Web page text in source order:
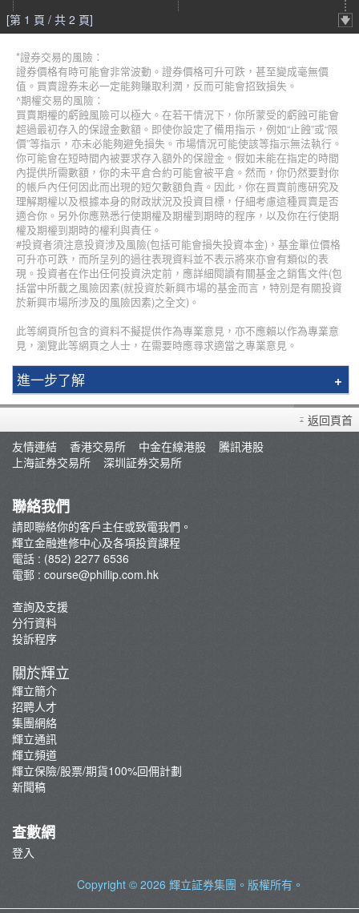
[第 1 頁 / 共 2 頁]
*證券交易的風險：
證券價格有時可能會非常波動。證券價格可升可跌，甚至變成毫無價
值。買賣證券未必一定能夠賺取利潤，反而可能會招致損失。
^期權交易的風險：
買賣期權的虧蝕風險可以極大。在若干情況下，你所蒙受的虧蝕可能會
超過最初存入的保證金數額。即使你設定了備用指示，例如“止蝕”或“限
價”等指示，亦未必能夠避免損失。市場情況可能使該等指示無法執行。
你可能會在短時間內被要求存入額外的保證金。假如未能在指定的時間
內提供所需數額，你的未平倉合約可能會被平倉。然而，你仍然要對你
的帳戶內任何因此而出現的短欠數額負責。因此，你在買賣前應研究及
理解期權以及根據本身的財政狀況及投資目標，仔細考慮這種買賣是否
適合你。另外你應熟悉行使期權及期權到期時的程序，以及你在行使期
權及期權到期時的權利與責任。
#投資者須注意投資涉及風險(包括可能會損失投資本金)，基金單位價格
可升亦可跌，而所呈列的過往表現資料並不表示將來亦會有類似的表
現。投資者在作出任何投資決定前，應詳細閱讀有關基金之銷售文件(包
括當中所載之風險因素(就投資於新興市場的基金而言，特別是有關投資
於新興市場所涉及的風險因素)之全文)。
此等網頁所包含的資料不擬提供作為專業意見，亦不應賴以作為專業意
見，瀏覽此等網頁之人士，在需要時應尋求適當之專業意見。
進一步了解
簡介
輝立課程
講師
條款及細則
郭樹鈿博士股票期權策略班
George Au期權實戰技巧分享班
咖啡拉花工作坊
返回頁首
友情連結
香港交易所 中金在線港股
騰訊港股
上海証券交易所
深圳証券交易所
聯絡我們
請即聯絡你的客戶主任或致電我們。
輝立金融進修中心及各項投資課程
電話 : (852) 2277 6536
電郵 : course@phillip.com.hk
查詢及支援
分行資料
投訴程序
關於輝立
輝立簡介
招聘人才
集團網絡
輝立通訊
輝立頻道
輝立保險/股票/期貨100%回佣計劃
新聞稿
查數網
登入
Copyright © 2026 輝立証券集團 。版權所有。